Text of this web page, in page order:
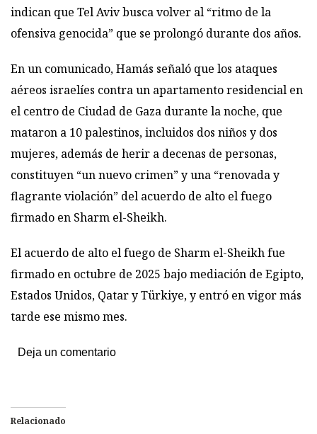
indican que Tel Aviv busca volver al “ritmo de la
ofensiva genocida” que se prolongó durante dos años.
En un comunicado, Hamás señaló que los ataques
aéreos israelíes contra un apartamento residencial en
el centro de Ciudad de Gaza durante la noche, que
mataron a 10 palestinos, incluidos dos niños y dos
mujeres, además de herir a decenas de personas,
constituyen “un nuevo crimen” y una “renovada y
flagrante violación” del acuerdo de alto el fuego
firmado en Sharm el-Sheikh.
El acuerdo de alto el fuego de Sharm el-Sheikh fue
firmado en octubre de 2025 bajo mediación de Egipto,
Estados Unidos, Qatar y Türkiye, y entró en vigor más
tarde ese mismo mes.
Deja un comentario
Relacionado